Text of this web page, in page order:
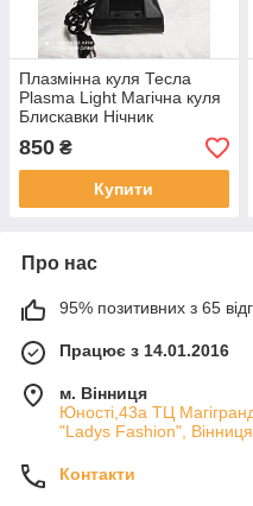
Плазмінна куля Тесла
Plasma Light Магічна куля
Блискавки Нічник
Світильник Електрична
куля
850 ₴
Купити
Про нас
95% позитивних з 65
Працює з 14.01.2016
м. Вінниця
Юності,43а ТЦ
"Ladys Fashion",
Контакти